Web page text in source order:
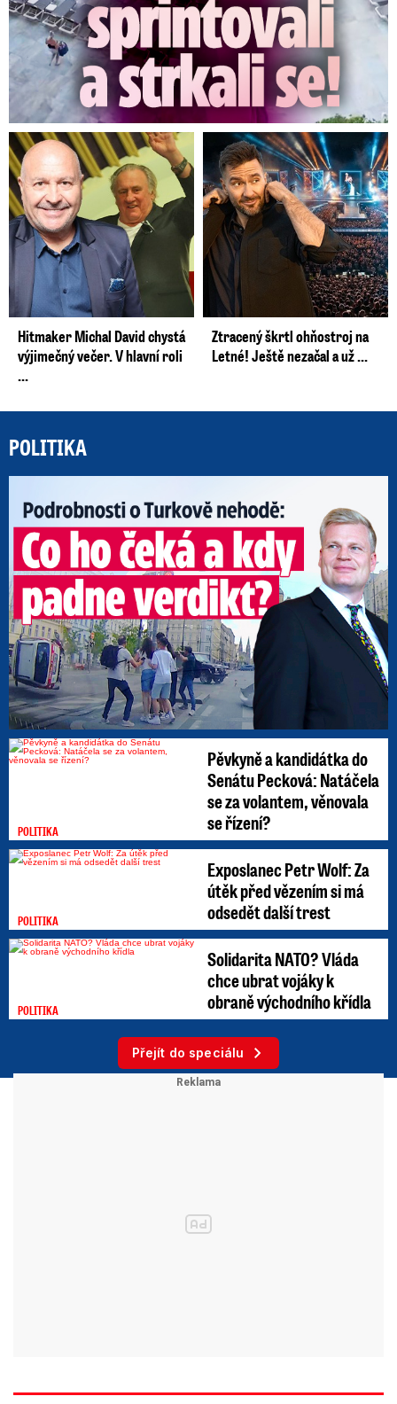
Hitmaker Michal David chystá
výjimečný večer. V hlavní roli
...
Ztracený škrtl ohňostroj na
Letné! Ještě nezačal a už ...
POLITIKA
POLITIKA
Pěvkyně a kandidátka do
Senátu Pecková: Natáčela
se za volantem, věnovala
se řízení?
POLITIKA
Exposlanec Petr Wolf: Za
útěk před vězením si má
odsedět další trest
POLITIKA
Solidarita NATO? Vláda
chce ubrat vojáky k
obraně východního křídla
Přejít do speciálu